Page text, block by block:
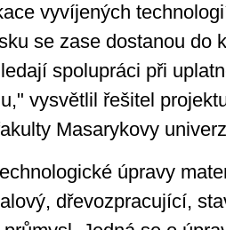
vyvíjených
se zase dostanou do
spolupráci při
vysvětlil řešitel
Masarykovy
úpravy
dřevozpracující,